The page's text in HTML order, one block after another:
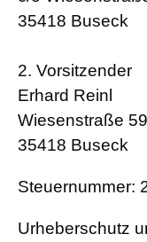
35418 Buseck
2. Vorsitzender
Erhard Reinl
Wiesenstraße 59
35418 Buseck
Steuernummer:
Urheberschutz